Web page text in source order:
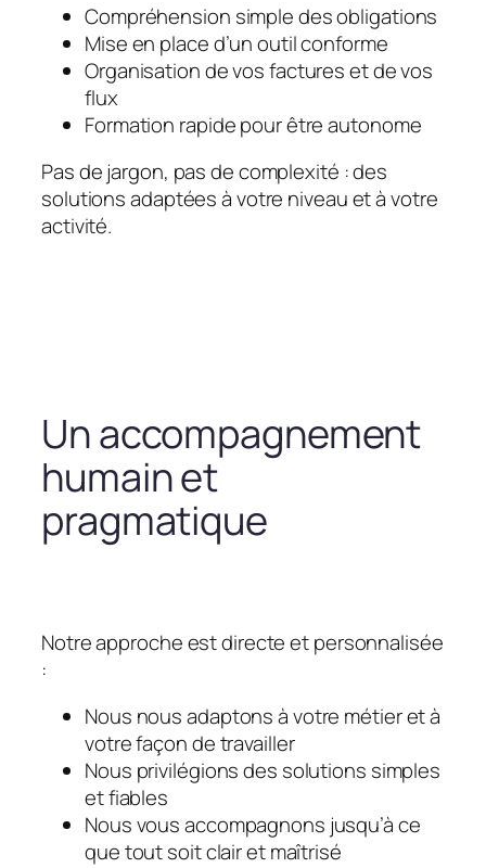
Compréhension simple des obligations
Mise en place d’un outil conforme
Organisation de vos factures et de vos
flux
Formation rapide pour être autonome
Pas de jargon, pas de complexité : des
solutions adaptées à votre niveau et à votre
activité.
Un accompagnement
humain et
pragmatique
Notre approche est directe et personnalisée
:
Nous nous adaptons à votre métier et à
votre façon de travailler
Nous privilégions des solutions simples
et fiables
Nous vous accompagnons jusqu’à ce
que tout soit clair et maîtrisé